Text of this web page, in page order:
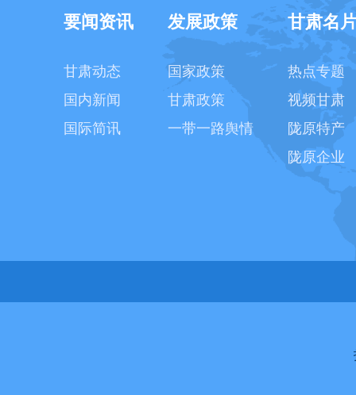
要闻资讯
甘肃动态
国内新闻
国际简讯
发展政策
国家政策
甘肃政策
一带一路舆情
甘肃名
热点专题
视频甘肃
陇原特产
陇原企业